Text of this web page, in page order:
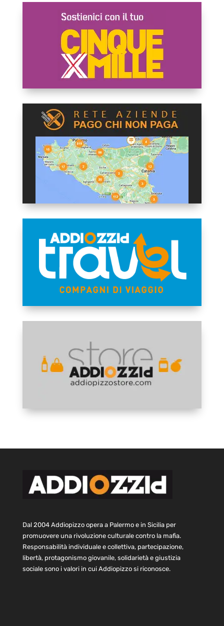
Dal 2004 Addiopizzo opera a Palermo e in Sicilia per
promuovere una rivoluzione culturale contro la mafia.
Responsabilità individuale e collettiva, partecipazione,
libertà, protagonismo giovanile, solidarietà e giustizia
sociale sono i valori in cui Addiopizzo si riconosce.